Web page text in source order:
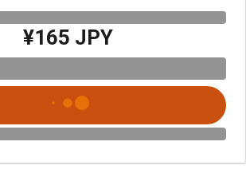
¥165 JPY